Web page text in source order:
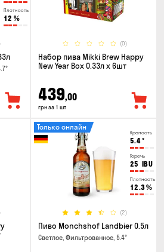
Плотность
12 %
(0)
Набор пива Mikki Brew Happy
New Year Box 0.33л x 6шт
439,00
грн за 1 шт
Крепость
5.4°
Горечь
25 IBU
Плотность
12.3%
(2)
Только онлайн
Пиво Monchshof Landbier 0.5л
Светлое, Фильтрованное, 5.4°